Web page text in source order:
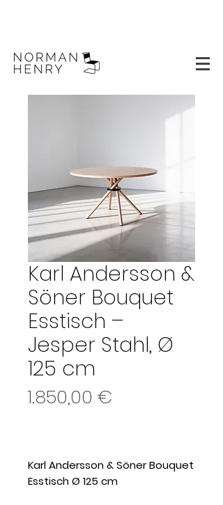
Karl Andersson &
Söner Bouquet
Esstisch –
Jesper Stahl, Ø
125 cm
1.850,00 €
Karl Andersson & Söner Bouquet
Esstisch Ø 125 cm